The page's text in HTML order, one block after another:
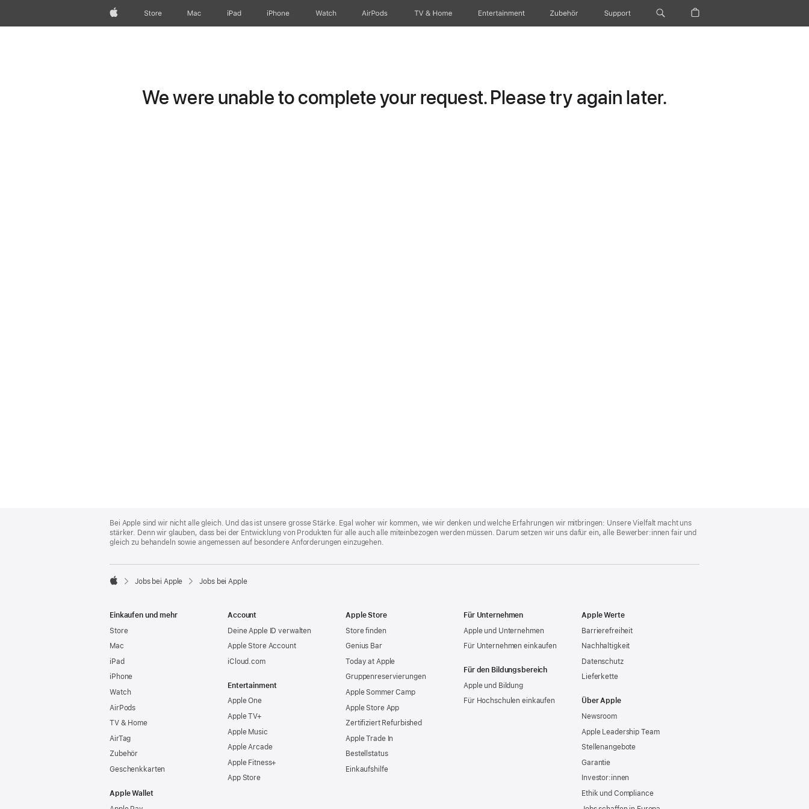
Apple Store Mac iPad iPhone Watch AirPods TV & Home Entertainment Zubehör Support
We were unable to complete your request. Please try again later.
Footer
Bei Apple sind wir nicht alle gleich. Und das ist unsere grosse Stärke. Egal woher wir kommen, wie wir denken und welche Erfahrungen wir mitbringen: Unsere Vielfalt macht uns
stärker. Denn wir glauben, dass bei der Entwicklung von Produkten für alle auch alle miteinbezogen werden müssen. Darum setzen wir uns dafür ein, alle Bewerber:innen fair und
gleich zu behandeln sowie angemessen auf besondere Anforderungen einzugehen.

Jobs bei Apple Jobs bei Apple
Einkaufen und mehr
Store
Mac
iPad
iPhone
Watch
AirPods
TV & Home
AirTag
Zubehör
Geschenkkarten
Apple Wallet
Account
Deine Apple ID verwalten
Apple Store Account
iCloud.com
Entertainment
Apple One
Apple TV+
Apple Music
Apple Arcade
Apple Fitness+
App Store
Apple Store
Store finden
Genius Bar
Today at Apple
Gruppen­reservierungen
Apple Sommer Camp
Apple Store App
Zertifiziert Refurbished
Apple Trade In
Bestellstatus
Einkaufshilfe
Für Unternehmen
Apple und Unternehmen
Für Unternehmen einkaufen
Für den Bildungsbereich
Apple und Bildung
Für Hochschulen einkaufen
Apple Werte
Barrierefreiheit
Nachhaltigkeit
Datenschutz
Lieferkette
Über Apple
Newsroom
Apple Leadership Team
Stellenangebote
Garantie
Investor:innen
Ethik und Compliance